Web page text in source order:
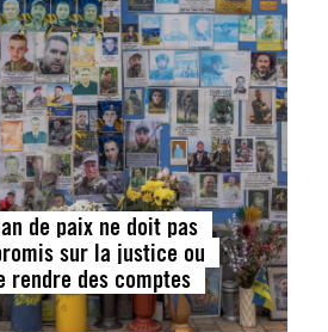
de paix ne doit pas
sur la justice ou
rendre des comptes